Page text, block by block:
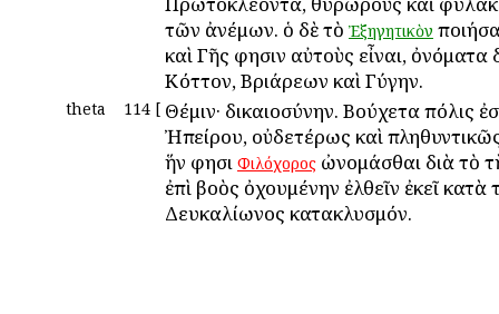
τῶν ἀνέμων. ὁ δὲ τὸ Ἐξηγητικὸν
καὶ Γῆς φησιν αὐτοὺς εἶναι,
Κόττον, Βριάρεων καὶ Γύγην.
theta 114 [ Θέμιν· δικαιοσύνην. Βούχετα πόλις
Ἠπείρου, οὐδετέρως καὶ
ἥν φησι Φιλόχορος ὠνομάσθαι διὰ τὸ
ἐπὶ βοὸς ὀχουμένην ἐλθεῖν ἐκεῖ κατὰ
Δευκαλίωνος κατακλυσμόν.